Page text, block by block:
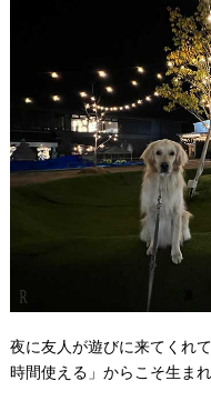
夜に友人が遊びに来てくれ
時間使える」からこそ生ま